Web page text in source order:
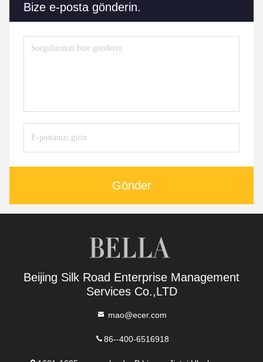
Bize e-posta gönderin.
Gönder
Beijing Silk Road Enterprise Management
Services Co.,LTD
mao@ecer.com
86--400-6516918